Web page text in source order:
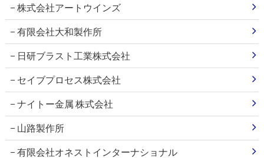
株式会社アートウインズ
有限会社大和製作所
日研ブラスト工業株式会社
セイブプロセス株式会社
ナイトー金属 株式会社
山路製作所
有限会社オネストインターナショナル